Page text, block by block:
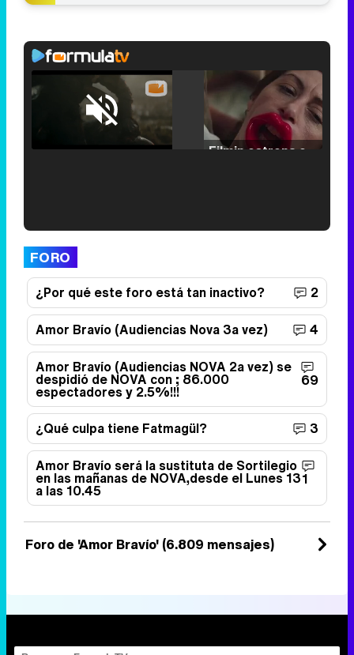
Unmute /
Tráiler de '33 días', la nueva serie de Atresplayer con Julián Villagrán y José Manuel Poga
Tráiler en catalán de 'Ravalear', la nueva serie de HBO Max sobre los fondos buitre
FORO
¿Por qué este foro está tan inactivo?
2
Amor Bravío (Audiencias Nova 3a vez)
4
Amor Bravío (Audiencias NOVA 2a vez) se
despidió de NOVA con ; 86.000
espectadores y 2.5%!!!
69
¿Qué culpa tiene Fatmagül?
3
Amor Bravío será la sustituta de Sortilegio
en las mañanas de NOVA,desde el Lunes 13
a las 10.45
1
Foro de 'Amor Bravío' (6.809 mensajes)